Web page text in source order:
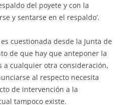
del poyete y con la
y sentarse en el respaldo’.
cuestionada desde la Junta de
de que hay que anteponer la
a cualquier otra consideración,
al respecto necesita
de intervención a la
tampoco existe.